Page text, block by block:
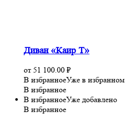
Диван «Каир Т»
от 51 100.00 ₽
В избранноеУже в избранном
В избранное
В избранноеУже добавлено
В избранное